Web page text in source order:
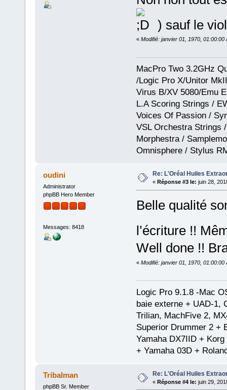
) sauf le
« Modifié: janvier 01, 1970, 01:00:00
MacPro Two 3.2GHz
/Logic Pro X/Unitor
Virus B/XV 5080/Emu
L.A Scoring Strings /
Voices Of Passion /
VSL Orchestra Strings
Morphestra /
Omnisphere / Stylus
oudini
Administrator
phpBB Hero Member
Messages: 8418
Re: L'Oréal Huiles
« Réponse #3 le: juin 28,
Belle qualité
l’écriture !!
Well done !!
« Modifié: janvier 01, 1970, 01:00:00
Logic Pro 9.1.8 -Mac
baie externe + UAD-1,
Trilian, MachFive 2,
Superior Drummer 2 +
Yamaha DX7IID +
+ Yamaha 03D +
Tribalman
phpBB Sr. Member
Re: L'Oréal Huiles
« Réponse #4 le: juin 29,